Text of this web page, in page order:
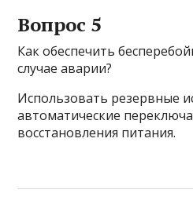
Вопрос 5
Как обеспечить
случае аварии?
Использовать резервные
автоматические
восстановления питания.